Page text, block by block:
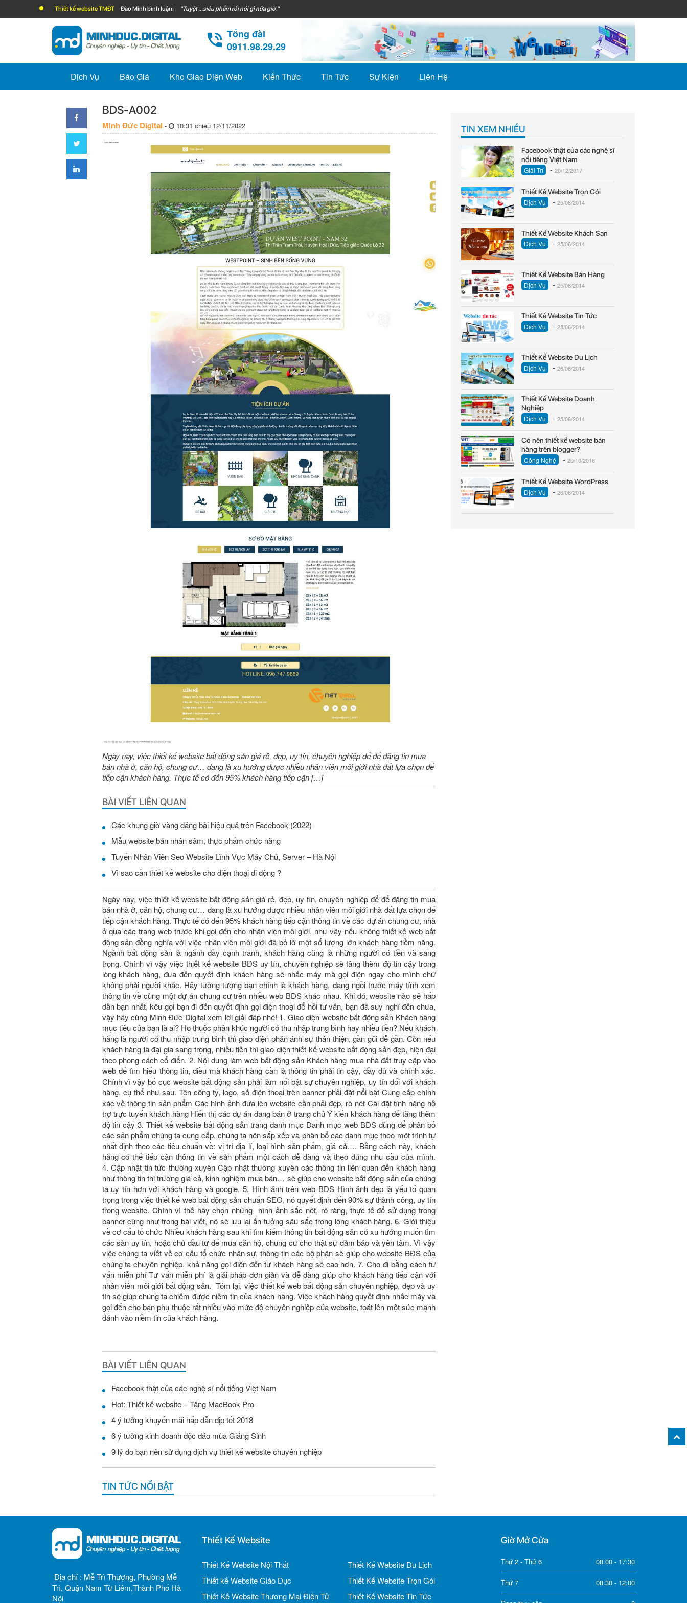
Thiết kế website TMĐT Đào Minh bình luận: "Tuyệt ...siêu phẩm rồi nói gì nữa giờ."
Tổng đài
0911.98.29.29
Dịch Vụ Báo Giá Kho Giao Diện Web Kiến Thức Tin Tức Sự Kiện Liên Hệ
BDS-A002
Minh Đức Digital - 10:31 chiều 12/11/2022
Ngày nay, việc thiết kế website bất động sản giá rẻ, đẹp, uy tín, chuyên nghiệp để để đăng tin mua
bán nhà ở, căn hộ, chung cư… đang là xu hướng được nhiều nhân viên môi giới nhà đất lựa chọn để
tiếp cận khách hàng. Thực tế có đến 95% khách hàng tiếp cận […]
BÀI VIẾT LIÊN QUAN
Các khung giờ vàng đăng bài hiệu quả trên Facebook (2022)
Mẫu website bán nhân sâm, thực phẩm chức năng
Tuyển Nhân Viên Seo Website Lĩnh Vực Máy Chủ, Server – Hà Nội
Vì sao cần thiết kế website cho điện thoại di động ?
Ngày nay, việc thiết kế website bất động sản giá rẻ, đẹp, uy tín, chuyên nghiệp để để đăng tin mua
bán nhà ở, căn hộ, chung cư… đang là xu hướng được nhiều nhân viên môi giới nhà đất lựa chọn để
tiếp cận khách hàng. Thực tế có đến 95% khách hàng tiếp cận thông tin về các dự án chung cư, nhà
ở qua các trang web trước khi gọi đến cho nhân viên môi giới, như vậy nếu không thiết kế web bất
động sản đồng nghĩa với việc nhân viên môi giới đã bỏ lỡ một số lượng lớn khách hàng tiềm năng.
Ngành bất động sản là ngành đầy cạnh tranh, khách hàng cũng là những người có tiền và sang
trọng. Chính vì vậy việc thiết kế website BĐS uy tín, chuyên nghiệp sẽ tăng thêm độ tin cậy trong
lòng khách hàng, đưa đến quyết định khách hàng sẽ nhấc máy mà gọi điện ngay cho mình chứ
không phải người khác. Hãy tưởng tượng bạn chính là khách hàng, đang ngồi trước máy tính xem
thông tin về cùng một dự án chung cư trên nhiều web BĐS khác nhau. Khi đó, website nào sẽ hấp
dẫn bạn nhất, kêu gọi bạn đi đến quyết định gọi điện thoại để hỏi tư vấn, bạn đã suy nghĩ đến chưa,
vậy hãy cùng Minh Đức Digital xem lời giải đáp nhé! 1. Giao diện website bất động sản Khách hàng
mục tiêu của bạn là ai? Họ thuộc phân khúc người có thu nhập trung bình hay nhiều tiền? Nếu khách
hàng là người có thu nhập trung bình thì giao diện phản ánh sự thân thiện, gần gũi dễ gần. Còn nếu
khách hàng là đại gia sang trọng, nhiều tiền thì giao diện thiết kế website bất động sản đẹp, hiện đại
theo phong cách cổ điển. 2. Nội dung làm web bất động sản Khách hàng mua nhà đất truy cập vào
web để tìm hiểu thông tin, điều mà khách hàng cần là thông tin phải tin cậy, đầy đủ và chính xác.
Chính vì vậy bố cục website bất động sản phải làm nổi bật sự chuyên nghiệp, uy tín đối với khách
hàng, cụ thể như sau. Tên công ty, logo, số điện thoại trên banner phải đặt nổi bật Cung cấp chính
xác về thông tin sản phẩm Các hình ảnh đưa lên website cần phải đẹp, rõ nét Cài đặt tính năng hỗ
trợ trực tuyến khách hàng Hiển thị các dự án đang bán ở trang chủ Ý kiến khách hàng để tăng thêm
độ tin cậy 3. Thiết kế website bất động sản trang danh mục Danh mục web BĐS dùng để phân bố
các sản phẩm chúng ta cung cấp, chúng ta nên sắp xếp và phân bổ các danh mục theo một trình tự
nhất định theo các tiêu chuẩn về: vị trí địa lí, loại hình sản phẩm, giá cả…. Bằng cách này, khách
hàng có thể tiếp cận thông tin về sản phẩm một cách dễ dàng và theo đúng nhu cầu của mình.
4. Cập nhật tin tức thường xuyên Cập nhật thường xuyên các thông tin liên quan đến khách hàng
như thông tin thị trường giá cả, kinh nghiệm mua bán… sẽ giúp cho website bất động sản của chúng
ta uy tín hơn với khách hàng và google. 5. Hình ảnh trên web BĐS Hình ảnh đẹp là yếu tố quan
trọng trong việc thiết kế web bất động sản chuẩn SEO, nó quyết định đến 90% sự thành công, uy tín
trong website. Chính vì thế hãy chọn những hình ảnh sắc nét, rõ ràng, thực tế để sử dụng trong
banner cũng như trong bài viết, nó sẽ lưu lại ấn tưởng sâu sắc trong lòng khách hàng. 6. Giới thiệu
về cơ cấu tổ chức Nhiều khách hàng sau khi tìm kiếm thông tin bất động sản có xu hướng muốn tìm
các sàn uy tín, hoặc chủ đầu tư để mua căn hộ, chung cư cho thật sự đảm bảo và yên tâm. Vì vậy
việc chúng ta viết về cơ cấu tổ chức nhân sự, thông tin các bộ phận sẽ giúp cho website BĐS của
chúng ta chuyên nghiệp, khả năng gọi điện đến từ khách hàng sẽ cao hơn. 7. Cho đi bằng cách tư
vấn miễn phí Tư vấn miễn phí là giải pháp đơn giản và dễ dàng giúp cho khách hàng tiếp cận với
nhân viên môi giới bất động sản. Tóm lại, việc thiết kế web bất động sản chuyên nghiệp, đẹp và uy
tín sẽ giúp chúng ta chiếm được niềm tin của khách hàng. Việc khách hàng quyết định nhấc máy và
gọi đến cho bạn phụ thuộc rất nhiều vào mức độ chuyên nghiệp của website, toát lên một sức mạnh
đánh vào niềm tin của khách hàng.
BÀI VIẾT LIÊN QUAN
Facebook thật của các nghệ sĩ nổi tiếng Việt Nam
Hot: Thiết kế website – Tặng MacBook Pro
4 ý tưởng khuyến mãi hấp dẫn dịp tết 2018
6 ý tưởng kinh doanh độc đáo mùa Giáng Sinh
9 lý do bạn nên sử dụng dịch vụ thiết kế website chuyên nghiệp
TIN TỨC NỔI BẬT
TIN XEM NHIỀU
Facebook thật của các nghệ sĩ
nổi tiếng Việt Nam
Giải Trí - 20/12/2017
Thiết Kế Website Trọn Gói
Dịch Vụ - 25/06/2014
Thiết Kế Website Khách Sạn
Dịch Vụ - 25/06/2014
Thiết Kế Website Bán Hàng
Dịch Vụ - 25/06/2014
Thiết Kế Website Tin Tức
Dịch Vụ - 25/06/2014
Thiết Kế Website Du Lịch
Dịch Vụ - 26/06/2014
Thiết Kế Website Doanh
Nghiệp
Dịch Vụ - 25/06/2014
Có nên thiết kế website bán
hàng trên blogger?
Công Nghệ - 20/10/2016
Thiết Kế Website WordPress
Dịch Vụ - 26/06/2014
Địa chỉ : Mễ Trì Thượng, Phường Mễ
Trì, Quận Nam Từ Liêm,Thành Phố Hà
Nội
Thiết Kế Website
Thiết Kế Website Nội Thất
Thiết kế Website Giáo Dục
Thiết Kế Website Thương Mại Điện Tử
Thiết Kế Website Du Lịch
Thiết Kế Website Trọn Gói
Thiết Kế Website Tin Tức
Giờ Mở Cửa
Thứ 2 - Thứ 6 08:00 - 17:30
Thứ 7 08:30 - 12:00